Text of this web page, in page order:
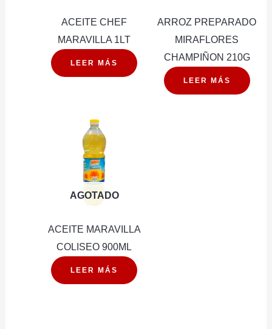
ACEITE CHEF
MARAVILLA 1LT
LEER MÁS
ARROZ PREPARADO
MIRAFLORES
CHAMPIÑON 210G
LEER MÁS
AGOTADO
ACEITE MARAVILLA
COLISEO 900ML
LEER MÁS